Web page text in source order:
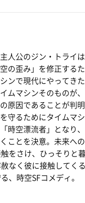
主人公のジン・トライ
空の歪み」を修正する
シンで現代にやってき
イムマシンそのものが
の原因であることが判
を守るためにタイムマシ
「時空漂流者」となり
くことを決意。未来へ
をさけ、ひっそりと
なく彼に接触してく
、時空SFコメディ。